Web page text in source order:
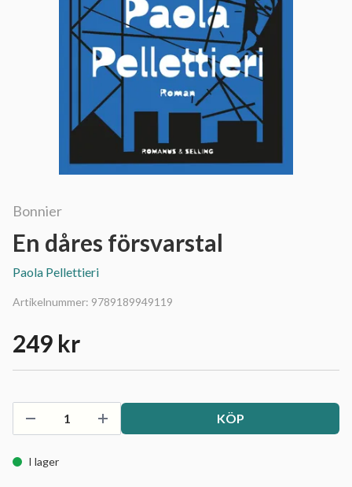
Bonnier
En dåres försvarstal
Paola Pellettieri
Artikelnummer: 9789189949119
249 kr
KÖP
I lager